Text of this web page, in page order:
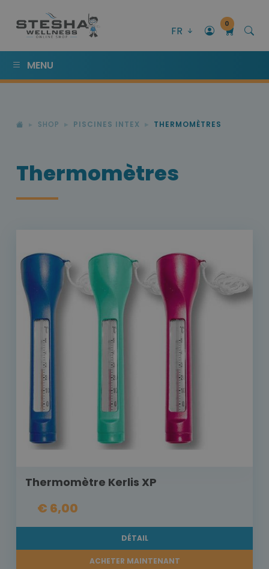
FR
0
MENU
SHOP PISCINES INTEX THERMOMÈTRES
Thermomètres
Thermomètre Kerlis XP
€ 6,00
DÉTAIL
ACHETER MAINTENANT